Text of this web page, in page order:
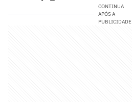
CONTINUA
APÓS A
PUBLICIDADE